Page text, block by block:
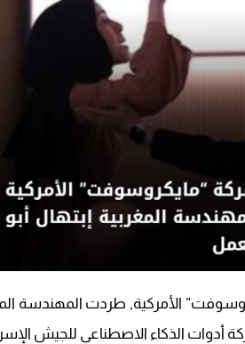
الأمركية, طردت المهندسة
أدوات الذكاء الاصطناعي للجيش